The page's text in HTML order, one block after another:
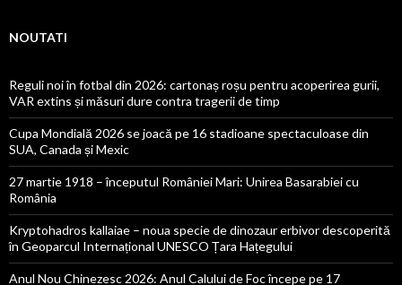
NOUTATI
Reguli noi în fotbal din 2026: cartonaș roșu pentru acoperirea gurii,
VAR extins și măsuri dure contra tragerii de timp
Cupa Mondială 2026 se joacă pe 16 stadioane spectaculoase din
SUA, Canada și Mexic
27 martie 1918 – începutul României Mari: Unirea Basarabiei cu
România
Kryptohadros kallaiae – noua specie de dinozaur erbivor descoperită
în Geoparcul Internațional UNESCO Țara Hațegului
Anul Nou Chinezesc 2026: Anul Calului de Foc începe pe 17